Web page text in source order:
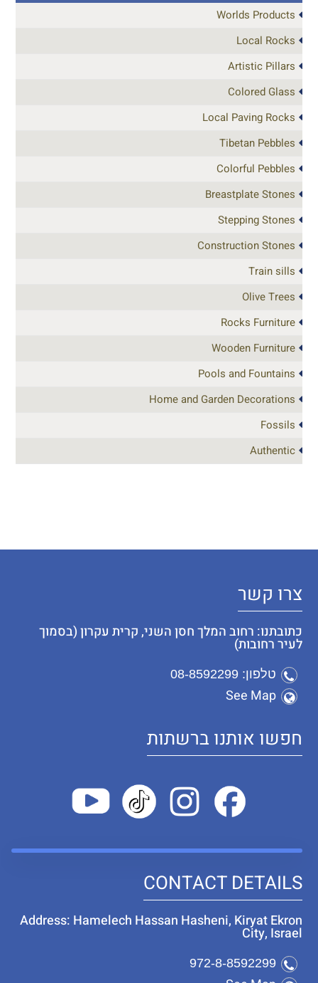
Worlds Products
Local Rocks
Artistic Pillars
Colored Glass
Local Paving Rocks
Tibetan Pebbles
Colorful Pebbles
Breastplate Stones
Stepping Stones
Construction Stones
Train sills
Olive Trees
Rocks Furniture
Wooden Furniture
Pools and Fountains
Home and Garden Decorations
Fossils
Authentic
צרו קשר
כתובתנו: רחוב המלך חסן השני, קרית עקרון (בסמוך
לעיר רחובות)
טלפון: 08-8592299
See Map
חפשו אותנו ברשתות
CONTACT DETAILS
Address: Hamelech Hassan Hasheni, Kiryat Ekron
City, Israel
972-8-8592299